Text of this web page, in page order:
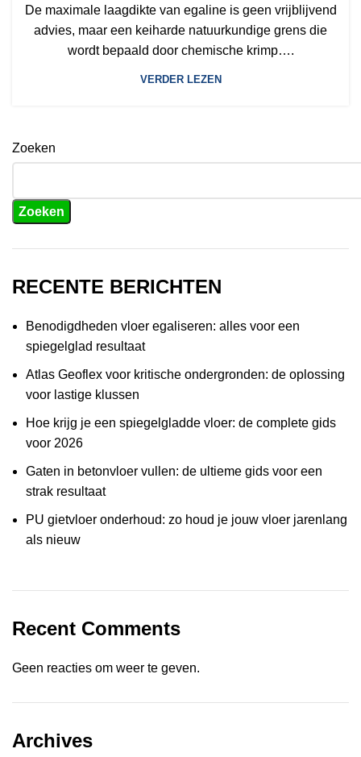
De maximale laagdikte van egaline is geen vrijblijvend
advies, maar een keiharde natuurkundige grens die
wordt bepaald door chemische krimp….
VERDER LEZEN
Zoeken
Zoeken
RECENTE BERICHTEN
Benodigdheden vloer egaliseren: alles voor een
spiegelglad resultaat
Atlas Geoflex voor kritische ondergronden: de oplossing
voor lastige klussen
Hoe krijg je een spiegelgladde vloer: de complete gids
voor 2026
Gaten in betonvloer vullen: de ultieme gids voor een
strak resultaat
PU gietvloer onderhoud: zo houd je jouw vloer jarenlang
als nieuw
Recent Comments
Geen reacties om weer te geven.
Archives